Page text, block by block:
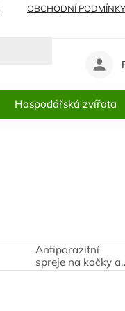
OBCHODNÍ PODMÍNKY
Hospodářská zvířata
Antiparazitní
spreje na kočky a
prostředí